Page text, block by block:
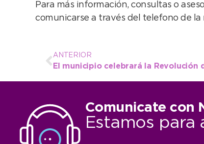
Para más información, consultas o
comunicarse a través del telefono de la
ANTERIOR
Comunicate con
Estamos para